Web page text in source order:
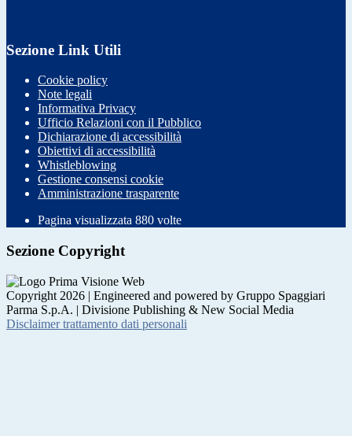
Sezione Link Utili
Cookie policy
Note legali
Informativa Privacy
Ufficio Relazioni con il Pubblico
Dichiarazione di accessibilità
Obiettivi di accessibilità
Whistleblowing
Gestione consensi cookie
Amministrazione trasparente
Pagina visualizzata 880 volte
Sezione Copyright
Copyright 2026 | Engineered and powered by Gruppo Spaggiari
Parma S.p.A. | Divisione Publishing & New Social Media
Disclaimer trattamento dati personali